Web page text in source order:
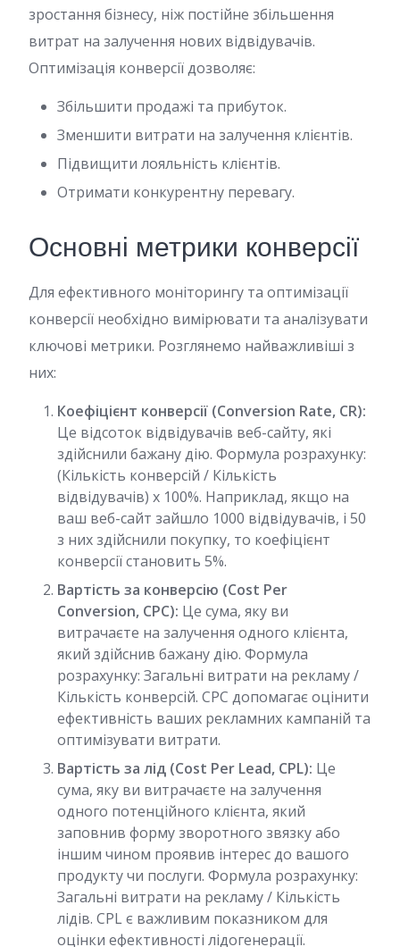
зростання бізнесу, ніж постійне збільшення
витрат на залучення нових відвідувачів.
Оптимізація конверсії дозволяє:
Збільшити продажі та прибуток.
Зменшити витрати на залучення клієнтів.
Підвищити лояльність клієнтів.
Отримати конкурентну перевагу.
Основні метрики конверсії
Для ефективного моніторингу та оптимізації
конверсії необхідно вимірювати та аналізувати
ключові метрики. Розглянемо найважливіші з
них:
Коефіцієнт конверсії (Conversion Rate, CR):
Це відсоток відвідувачів веб-сайту, які
здійснили бажану дію. Формула розрахунку:
(Кількість конверсій / Кількість
відвідувачів) x 100%. Наприклад, якщо на
ваш веб-сайт зайшло 1000 відвідувачів, і 50
з них здійснили покупку, то коефіцієнт
конверсії становить 5%.
Вартість за конверсію (Cost Per
Conversion, CPC): Це сума, яку ви
витрачаєте на залучення одного клієнта,
який здійснив бажану дію. Формула
розрахунку: Загальні витрати на рекламу /
Кількість конверсій. CPC допомагає оцінити
ефективність ваших рекламних кампаній та
оптимізувати витрати.
Вартість за лід (Cost Per Lead, CPL): Це
сума, яку ви витрачаєте на залучення
одного потенційного клієнта, який
заповнив форму зворотного звязку або
іншим чином проявив інтерес до вашого
продукту чи послуги. Формула розрахунку:
Загальні витрати на рекламу / Кількість
лідів. CPL є важливим показником для
оцінки ефективності лідогенерації.